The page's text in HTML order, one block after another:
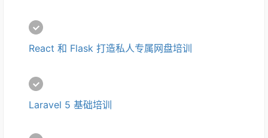
React 和 Flask 打造私人专属网盘培训
Laravel 5 基础培训